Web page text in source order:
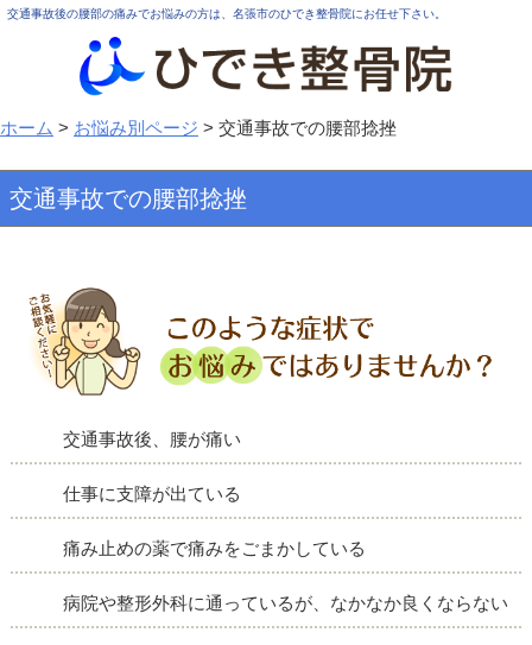
交通事故後の腰部の痛みでお悩みの方は、名張市のひでき整骨院にお任せ下さい。
ホーム > お悩み別ページ > 交通事故での腰部捻挫
交通事故での腰部捻挫
交通事故後、腰が痛い
仕事に支障が出ている
痛み止めの薬で痛みをごまかしている
病院や整形外科に通っているが、なかなか良くならない